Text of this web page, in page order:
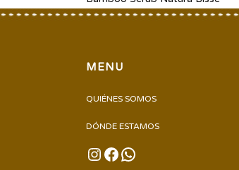
MENU
QUIÉNES SOMOS
DÓNDE ESTAMOS
INSTAGRAM
FACEBOOK
WHATSAPP